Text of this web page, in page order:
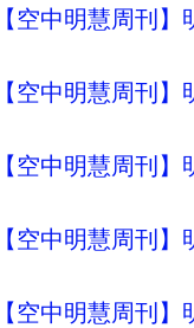
【空中明慧周刊
【空中明慧周刊
【空中明慧周刊
【空中明慧周刊
【空中明慧周刊